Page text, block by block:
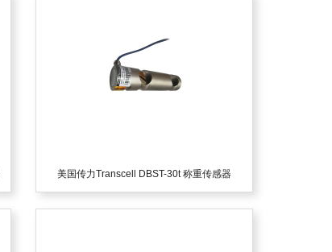
美国传力Transcell DBST-30t 称重传感器